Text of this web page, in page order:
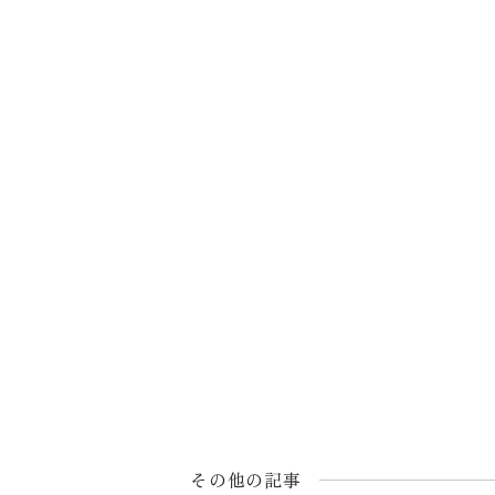
その他の記事